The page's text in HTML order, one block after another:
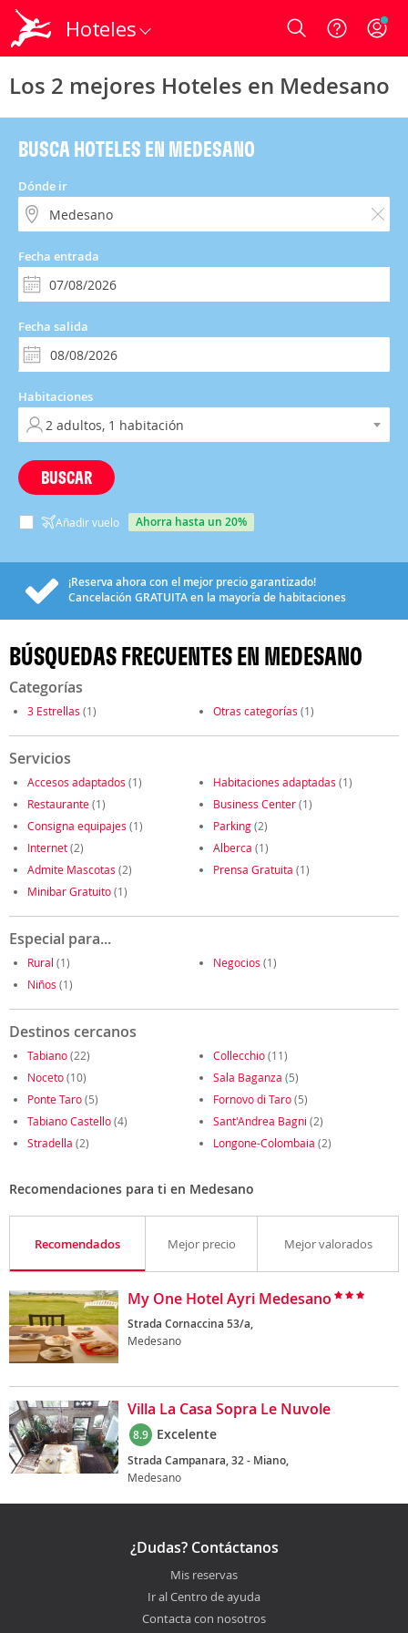
Hoteles Login
Los 2 mejores Hoteles en Medesano
BUSCA HOTELES EN MEDESANO
Dónde ir
Fecha entrada
Fecha salida
Habitaciones
BUSCAR
Añadir vuelo ahorra hasta un 20%
¡Reserva ahora con el mejor precio garantizado!
Cancelación GRATUITAen la mayoría de habitaciones
BÚSQUEDAS FRECUENTES EN MEDESANO
Categorías
3 Estrellas (1) Otras categorías (1)
Servicios
Accesos adaptados (1) Habitaciones adaptadas (1)
Restaurante(1) Business Center(1)
Consigna equipajes (1) Parking(2)
Internet(2) Alberca (1)
Admite Mascotas (2) Prensa Gratuita (1)
Minibar Gratuito(1)
Especial para...
Rural (1) Negocios (1)
Niños (1)
Destinos cercanos
Tabiano(22) Collecchio(11)
Noceto(10) Sala Baganza (5)
Ponte Taro(5) Fornovo di Taro(5)
Tabiano Castello(4) Sant'Andrea Bagni (2)
Stradella (2) Longone-Colombaia (2)
Recomendaciones para ti en Medesano
Recomendados Mejor precio Mejor valorados
My One Hotel Ayri Medesano
Strada Cornaccina 53/a,
Medesano
Villa La Casa Sopra Le Nuvole
8.9 Excelente
Strada Campanara, 32 - Miano,
Medesano
¿Dudas? Contáctanos
Mis reservas
Ir al Centro de ayuda
Contacta con nosotros